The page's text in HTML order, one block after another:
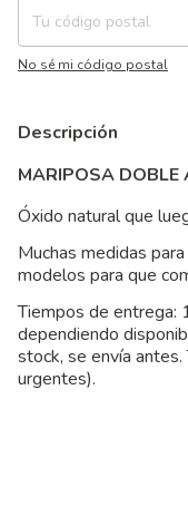
No sé mi código postal
Descripción
MARIPOSA DOBLE
Óxido natural que
Muchas medidas
modelos para que
Tiempos de entrega:
dependiendo
stock, se envía
urgentes).